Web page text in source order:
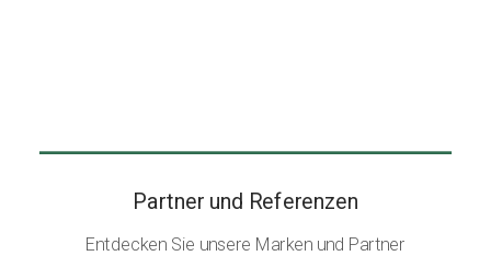
Partner und Referenzen
Entdecken Sie unsere Marken und Partner